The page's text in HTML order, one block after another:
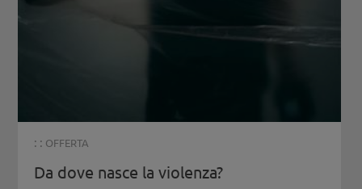
: : OFFERTA
Da dove nasce la violenza?